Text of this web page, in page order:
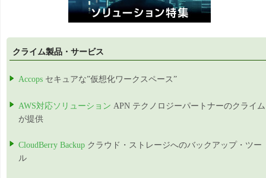
クライム製品・サービス
Accops セキュアな”仮想化ワークスペース”
AWS対応ソリューション APN テクノロジーパートナーのクライム
が提供
CloudBerry Backup クラウド・ストレージへのバックアップ・ツー
ル